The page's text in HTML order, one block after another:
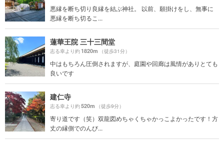
悪縁を断ち切り良縁を結ぶ神社。 以前、願掛けをし、無事に
悪縁を断ち切るこ...
蓮華王院 三十三間堂
志る幸より約1820m （徒歩31分）
中はもちろん圧倒されますが、庭園や回廊は風情がありとても
良いです
建仁寺
志る幸より約520m （徒歩9分）
寄り道です（笑）双龍図めちゃくちゃかっこよかったです！方
丈の縁側でのんび...